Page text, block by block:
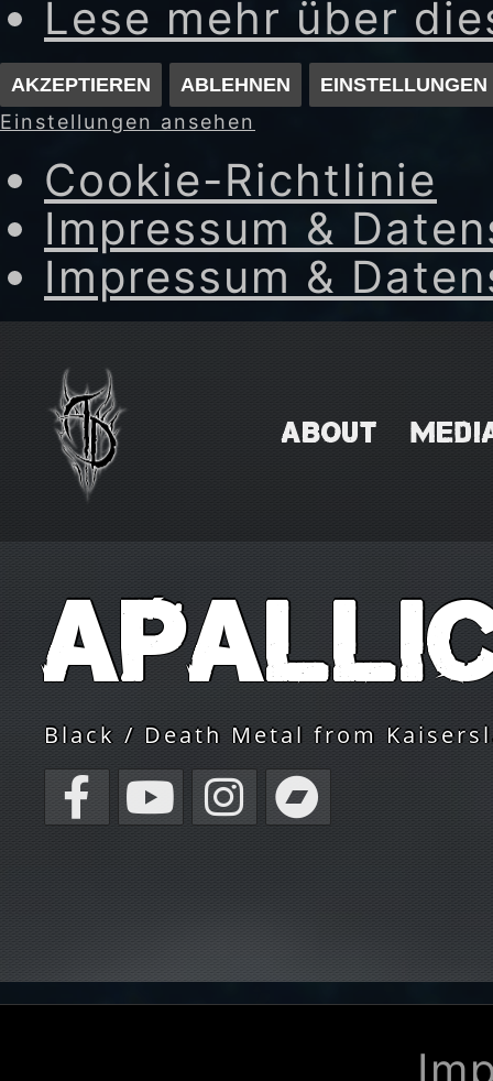
Lese mehr über
AKZEPTIEREN ABLEHNEN
Einstellungen ansehen
Cookie-Richtlinie
Impressum &
Impressum &
content
ABOUT
Apallic
Black / Death Metal from